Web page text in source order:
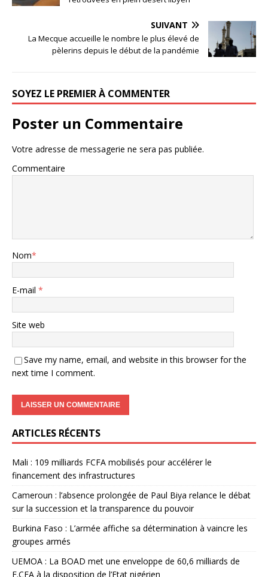
SUIVANT
La Mecque accueille le nombre le plus élevé de
pèlerins depuis le début de la pandémie
SOYEZ LE PREMIER À COMMENTER
Poster un Commentaire
Votre adresse de messagerie ne sera pas publiée.
Commentaire
Nom*
E-mail *
Site web
Save my name, email, and website in this browser for the
next time I comment.
ARTICLES RÉCENTS
Mali : 109 milliards FCFA mobilisés pour accélérer le
financement des infrastructures
Cameroun : l’absence prolongée de Paul Biya relance le débat
sur la succession et la transparence du pouvoir
Burkina Faso : L’armée affiche sa détermination à vaincre les
groupes armés
UEMOA : La BOAD met une enveloppe de 60,6 milliards de
F.CFA à la disposition de l’Etat nigérien